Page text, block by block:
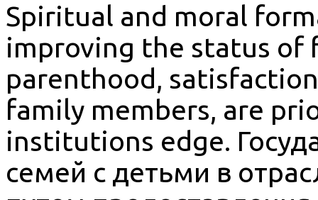
Spiritual and moral
improving the status of
parenthood,
family members, are
institutions edge.
семей с детьми в